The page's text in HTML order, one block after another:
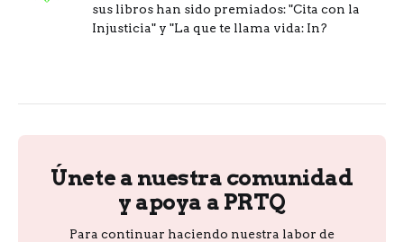
sus libros han sido premiados: "Cita con la
Injusticia" y "La que te llama vida: In?
Únete a nuestra comunidad
y apoya a PRTQ
Para continuar haciendo nuestra labor de